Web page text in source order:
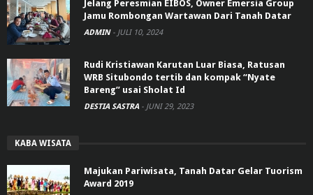
Jelang Peresmian EIBOS, Owner Emersia Group
Jamu Rombongan Wartawan Dari Tanah Datar
ADMIN - JULI 10, 2024
Rudi Kristiawan Karutan Luar Biasa, Ratusan
WRB Situbondo tertib dan kompak “Nyate
Bareng” usai Sholat Id
DESTIA SASTRA - JUNI 29, 2023
KABA WISATA
Majukan Pariwisata, Tanah Datar Gelar Tuorism
Award 2019